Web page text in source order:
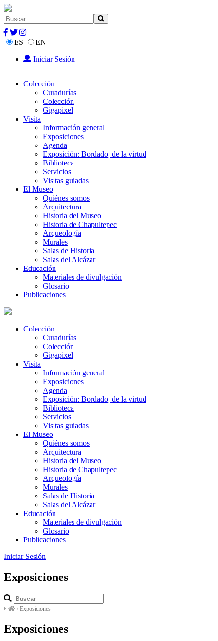
ES
EN
Iniciar Sesión
Colección
Curadurías
Colección
Gigapixel
Visita
Información general
Exposiciones
Agenda
Exposición: Bordado, de la virtud
Biblioteca
Servicios
Visitas guiadas
El Museo
Quiénes somos
Arquitectura
Historia del Museo
Historia de Chapultepec
Arqueología
Murales
Salas de Historia
Salas del Alcázar
Educación
Materiales de divulgación
Glosario
Publicaciones
Colección
Curadurías
Colección
Gigapixel
Visita
Información general
Exposiciones
Agenda
Exposición: Bordado, de la virtud
Biblioteca
Servicios
Visitas guiadas
El Museo
Quiénes somos
Arquitectura
Historia del Museo
Historia de Chapultepec
Arqueología
Murales
Salas de Historia
Salas del Alcázar
Educación
Materiales de divulgación
Glosario
Publicaciones
Iniciar Sesión
Exposiciones
/ Exposiciones
Exposiciones